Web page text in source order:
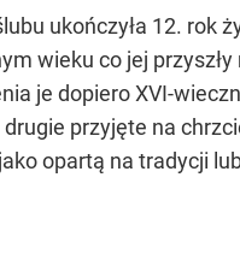
ukończyła 12. rok
wieku co jej
je dopiero XVI-
przyjęte na
opartą na tradycji